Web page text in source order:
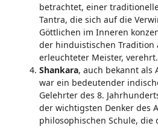
betrachtet, einer
Tantra, die sich auf die
Göttlichen im Inneren
der hinduistischen Tradition
erleuchteter Meister, verehrt.
Shankara, auch bekannt als
war ein bedeutender
Gelehrter des 8.
der wichtigsten Denker des
philosophischen Schule,